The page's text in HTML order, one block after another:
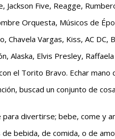
Jackson Five, Reagge,
Orquesta, Músicos de
Chavela Vargas, Kiss, AC
Alaska, Elvis Presley,
el Torito Bravo. Echar
buscad un conjunto de
para divertirse; bebe, come y
bebida, de comida, o de